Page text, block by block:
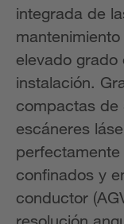
integrada de
elevado
instalación.
compactas de
escáneres
confinados y
conductor